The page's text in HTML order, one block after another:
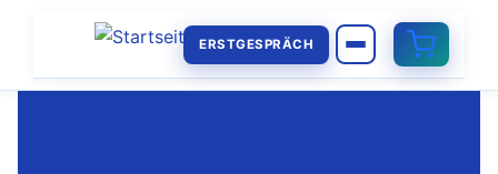
ERSTGESPRÄCH